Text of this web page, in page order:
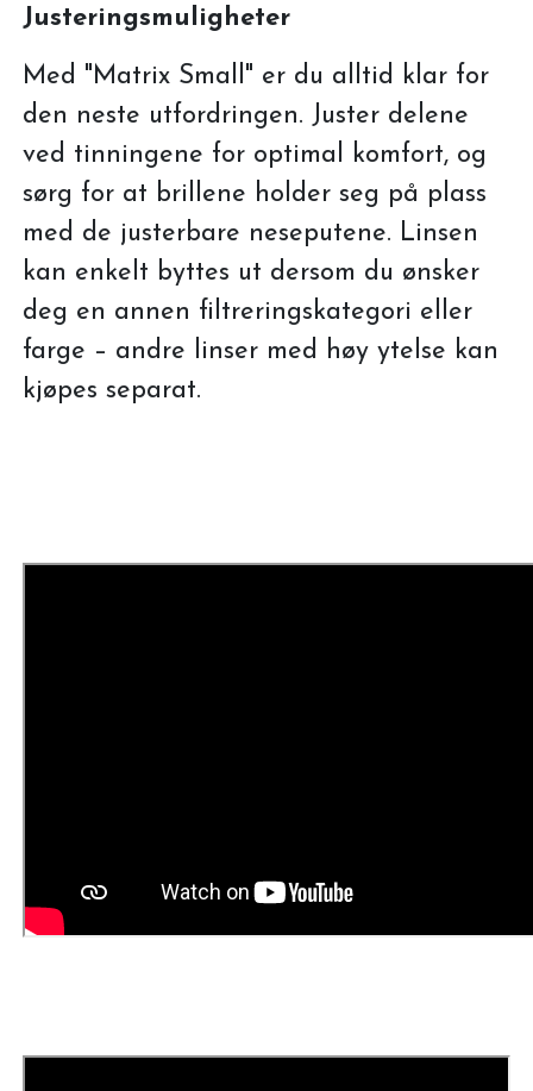
Justeringsmuligheter
Med "Matrix Small" er du alltid klar for
den neste utfordringen. Juster delene
ved tinningene for optimal komfort, og
sørg for at brillene holder seg på plass
med de justerbare neseputene. Linsen
kan enkelt byttes ut dersom du ønsker
deg en annen filtreringskategori eller
farge – andre linser med høy ytelse kan
kjøpes separat.